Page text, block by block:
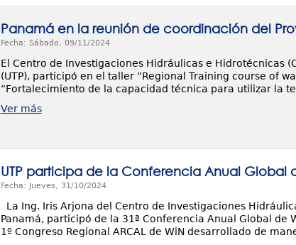
Panamá en la reunión de coordinación del
Fecha: Sábado, 09/11/2024
El Centro de Investigaciones Hidráulicas e Hidrotécnicas
(UTP), participó en el taller “Regional Training course of
“Fortalecimiento de la capacidad técnica para utilizar la
Ver más
UTP participa de la Conferencia Anual Global
Fecha: Jueves, 31/10/2024
La Ing. Iris Arjona del Centro de Investigaciones
Panamá, participó de la 31ª Conferencia Anual Global de
1º Congreso Regional ARCAL de WiN desarrollado de